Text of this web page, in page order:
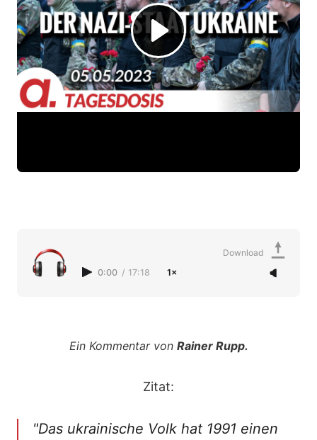
0:00 / 17:18 1×
Download
Ein Kommentar von Rainer Rupp.
Zitat:
"Das ukrainische Volk hat 1991 einen